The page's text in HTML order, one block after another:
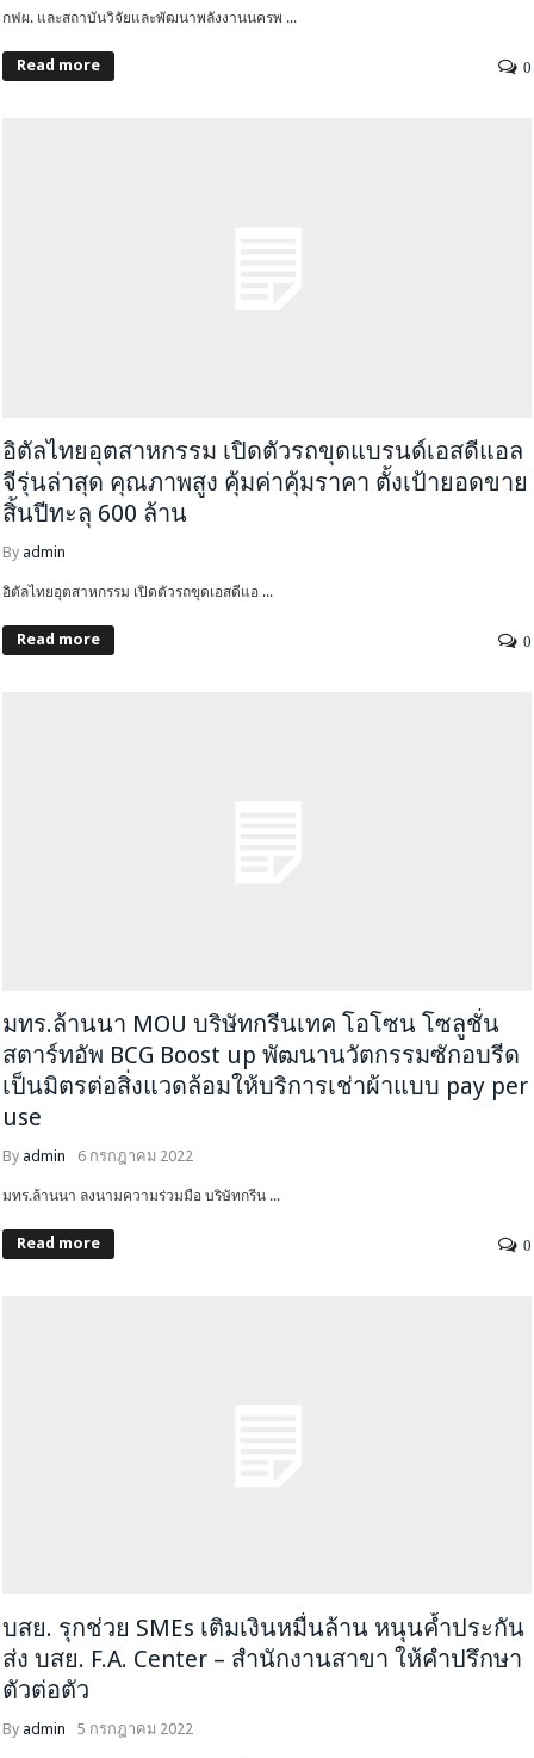
กฟผ. และสถาบันวิจัยและพัฒนาพลังงานนครพ ...
Read more 0
อิตัลไทยอุตสาหกรรม เปิดตัวรถขุดแบรนด์เอสดีแอล
จีรุ่นล่าสุด คุณภาพสูง คุ้มค่าคุ้มราคา ตั้งเป้ายอดขาย
สิ้นปีทะลุ 600 ล้าน
By admin
อิตัลไทยอุตสาหกรรม เปิดตัวรถขุดเอสดีแอ ...
Read more 0
มทร.ล้านนา MOU บริษัทกรีนเทค โอโซน โซลูชั่น
สตาร์ทอัพ BCG Boost up พัฒนานวัตกรรมซักอบรีด
เป็นมิตรต่อสิ่งแวดล้อมให้บริการเช่าผ้าแบบ pay per
use
By admin 6 กรกฎาคม 2022
มทร.ล้านนา ลงนามความร่วมมือ บริษัทกรีน ...
Read more 0
บสย. รุกช่วย SMEs เติมเงินหมื่นล้าน หนุนค้ำประกัน
ส่ง บสย. F.A. Center – สำนักงานสาขา ให้คำปรึกษา
ตัวต่อตัว
By admin 5 กรกฎาคม 2022